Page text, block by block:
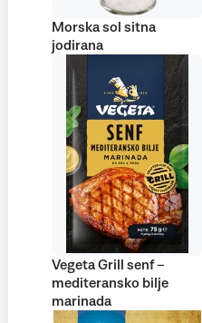
Morska sol sitna
jodirana
Vegeta Grill senf –
mediteransko bilje
marinada